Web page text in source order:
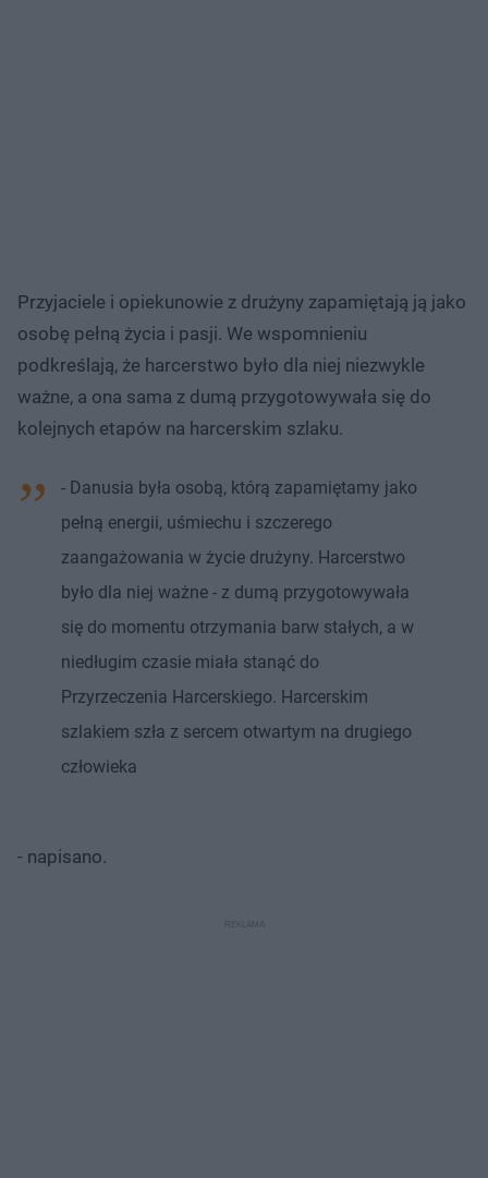
Przyjaciele i opiekunowie z drużyny zapamiętają ją jako
osobę pełną życia i pasji. We wspomnieniu
podkreślają, że harcerstwo było dla niej niezwykle
ważne, a ona sama z dumą przygotowywała się do
kolejnych etapów na harcerskim szlaku.
- Danusia była osobą, którą zapamiętamy jako
pełną energii, uśmiechu i szczerego
zaangażowania w życie drużyny. Harcerstwo
było dla niej ważne - z dumą przygotowywała
się do momentu otrzymania barw stałych, a w
niedługim czasie miała stanąć do
Przyrzeczenia Harcerskiego. Harcerskim
szlakiem szła z sercem otwartym na drugiego
człowieka
- napisano.